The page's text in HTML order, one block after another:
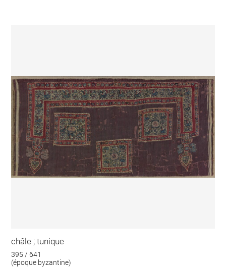
châle ; tunique
395 / 641
(époque byzantine)